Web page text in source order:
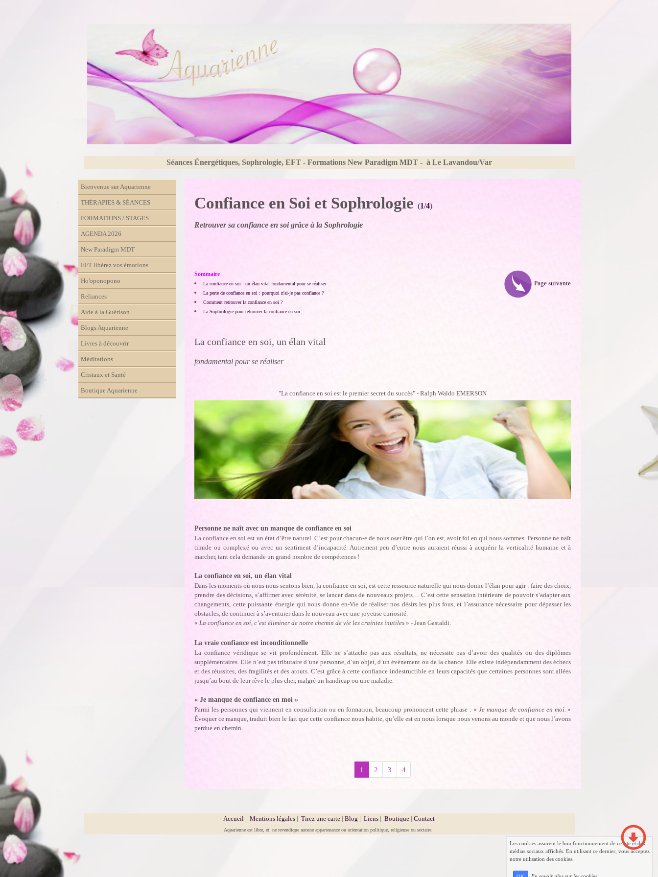
Séances Énergétiques, Sophrologie, EFT - Formations New Paradigm MDT - à Le Lavandou/Var
Bienvenue sur Aquarienne
THÉRAPIES & SÉANCES
FORMATIONS / STAGES
AGENDA 2026
New Paradigm MDT
EFT libérez vos émotions
Ho'oponopono
Reliances
Aide à la Guérison
Blogs Aquarienne
Livres à découvrir
Méditations
Cristaux et Santé
Boutique Aquarienne
Confiance en Soi et Sophrologie(1/4)
Retrouver sa confiance en soi grâce à la Sophrologie
Sommaire
La confiance en soi : un élan vital fondamental pour se réaliser
La perte de confiance en soi : pourquoi n'ai-je pas confiance ?
Comment retrouver la confiance en soi ?
La Sophrologie pour retrouver la confiance en soi
Page suivante
La confiance en soi, un élan vital
fondamental pour se réaliser
"La confiance en soi est le premier secret du succès" - Ralph Waldo EMERSON
Personne ne naît avec un manque de confiance en soi
La confiance en soi est un état d’être naturel. C’est pour chacun-e de nous oser être qui l’on est, avoir foi en qui nous sommes. Personne ne naît
timide ou complexé ou avec un sentiment d’incapacité. Autrement peu d’entre nous auraient réussi à acquérir la verticalité humaine et à
marcher, tant cela demande un grand nombre de compétences !
La confiance en soi, un élan vital
Dans les moments où nous nous sentons bien, la confiance en soi, est cette ressource naturelle qui nous donne l’élan pour agir : faire des choix,
prendre des décisions, s’affirmer avec sérénité, se lancer dans de nouveaux projets… C’est cette sensation intérieure de pouvoir s’adapter aux
changements, cette puissante énergie qui nous donne en-Vie de réaliser nos désirs les plus fous, et l’assurance nécessaire pour dépasser les
obstacles, de continuer à s’aventurer dans le nouveau avec une joyeuse curiosité.
«La confiance en soi, c’est éliminer de notre chemin de vie les craintes inutiles» - Jean Gastaldi.
La vraie confiance est inconditionnelle
La confiance véridique se vit profondément. Elle ne s’attache pas aux résultats, ne nécessite pas d’avoir des qualités ou des diplômes
supplémentaires. Elle n’est pas tributaire d’une personne, d’un objet, d’un événement ou de la chance. Elle existe indépendamment des échecs
et des réussites, des fragilités et des atouts. C’est grâce à cette confiance indestructible en leurs capacités que certaines personnes sont allées
jusqu’au bout de leur rêve le plus cher, malgré un handicap ou une maladie.
« Je manque de confiance en moi »
Parmi les personnes qui viennent en consultation ou en formation, beaucoup prononcent cette phrase : « Je manque de confiance en moi. »
Évoquer ce manque, traduit bien le fait que cette confiance nous habite, qu’elle est en nous lorsque nous venons au monde et que nous l’avons
perdue en chemin.
1 2 3 4
Accueil | Mentions légales | Tirez une carte | Blog | Liens | Boutique | Contact
Aquarienne est libre, et ne revendique aucune appartenance ou orientation politique, religieuse ou sectaire.
Les cookies assurent le bon fonctionnement de ce site et des
médias sociaux affichés. En utilisant ce dernier, vous acceptez
notre utilisation des cookies.